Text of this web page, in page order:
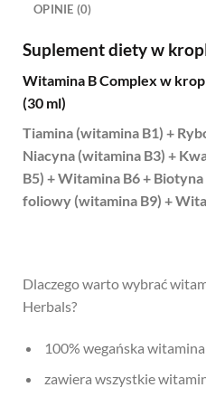
OPINIE (0)
Suplement diety w
Witamina B Complex w
(30 ml)
Tiamina (witamina B1) +
Niacyna (witamina B3) +
B5) + Witamina B6 +
foliowy (witamina B9) +
Dlaczego warto wybrać
Herbals?
100% wegańska witamina
zawiera wszystkie